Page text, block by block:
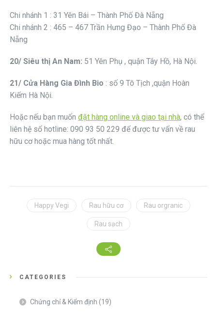
Chi nhánh 1 : 31 Yên Bái – Thành Phố Đà Nẵng
Chi nhánh 2 : 465 – 467 Trần Hưng Đạo – Thành Phố Đà
Nẵng
20/ Siêu thị An Nam: 51 Yên Phụ , quận Tây Hồ, Hà Nội.
21/ Cửa Hàng Gia Đình Bio : số 9 Tô Tịch ,quận Hoàn
Kiếm Hà Nội.
Hoặc nếu bạn muốn đặt hàng online và giao tại nhà, có thể
liên hệ số hotline: 090 93 50 229 để được tư vấn về rau
hữu cơ hoặc mua hàng tốt nhất.
Happy Vegi Rau hữu cơ Rau orgranic
Rau sạch
CATEGORIES
Chứng chỉ & Kiểm định (19)